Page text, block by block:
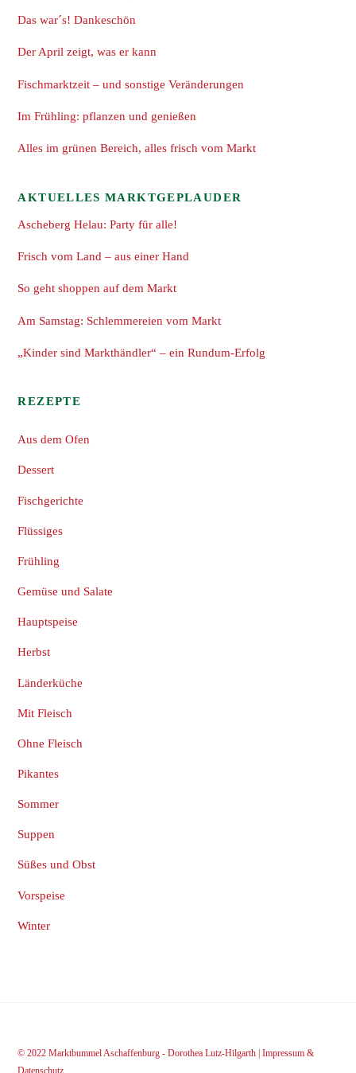
Das war´s! Dankeschön
Der April zeigt, was er kann
Fischmarktzeit – und sonstige Veränderungen
Im Frühling: pflanzen und genießen
Alles im grünen Bereich, alles frisch vom Markt
AKTUELLES MARKTGEPLAUDER
Ascheberg Helau: Party für alle!
Frisch vom Land – aus einer Hand
So geht shoppen auf dem Markt
Am Samstag: Schlemmereien vom Markt
„Kinder sind Markthändler“ – ein Rundum-Erfolg
REZEPTE
Aus dem Ofen
Dessert
Fischgerichte
Flüssiges
Frühling
Gemüse und Salate
Hauptspeise
Herbst
Länderküche
Mit Fleisch
Ohne Fleisch
Pikantes
Sommer
Suppen
Süßes und Obst
Vorspeise
Winter
© 2022 Marktbummel Aschaffenburg - Dorothea Lutz-Hilgarth |Impressum &
Datenschutz